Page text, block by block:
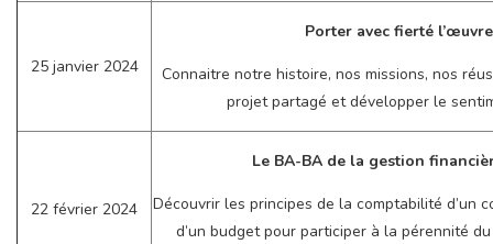
25 janvier 2024
Porter avec fierté
Connaitre notre histoire, nos missions, nos
projet partagé et développer le
22 février 2024
Le BA-BA de la gestion
Découvrir les principes de la comptabilité d’un
d’un budget pour participer à la pérennité